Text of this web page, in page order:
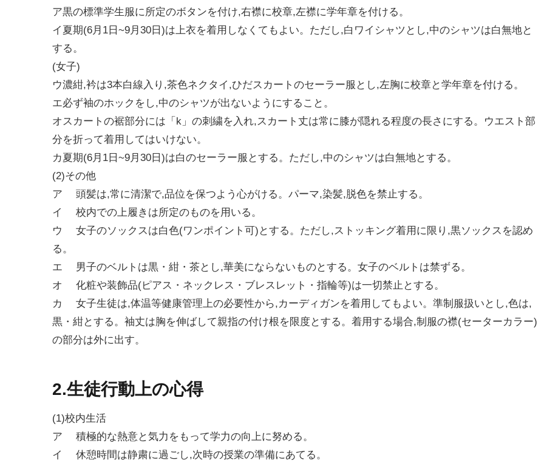
ア黒の標準学生服に所定のボタンを付け,右襟に校章,左襟に学年章を付ける。
イ夏期(6月1日~9月30日)は上衣を着用しなくてもよい。ただし,白ワイシャツとし,中のシャツは白無地と
する。
(女子)
ウ濃紺,衿は3本白線入り,茶色ネクタイ,ひだスカートのセーラー服とし,左胸に校章と学年章を付ける。
エ必ず袖のホックをし,中のシャツが出ないようにすること。
オスカートの裾部分には「k」の刺繍を入れ,スカート丈は常に膝が隠れる程度の長さにする。ウエスト部
分を折って着用してはいけない。
カ夏期(6月1日~9月30日)は白のセーラー服とする。ただし,中のシャツは白無地とする。
(2)その他
ア 頭髪は,常に清潔で,品位を保つよう心がける。パーマ,染髪,脱色を禁止する。
イ 校内での上履きは所定のものを用いる。
ウ 女子のソックスは白色(ワンポイント可)とする。ただし,ストッキング着用に限り,黒ソックスを認め
る。
エ 男子のベルトは黒・紺・茶とし,華美にならないものとする。女子のベルトは禁ずる。
オ 化粧や装飾品(ピアス・ネックレス・ブレスレット・指輪等)は一切禁止とする。
カ 女子生徒は,体温等健康管理上の必要性から,カーディガンを着用してもよい。準制服扱いとし,色は,
黒・紺とする。袖丈は胸を伸ばして親指の付け根を限度とする。着用する場合,制服の襟(セーターカラー)
の部分は外に出す。
2.生徒行動上の心得
(1)校内生活
ア 積極的な熱意と気力をもって学力の向上に努める。
イ 休憩時間は静粛に過ごし,次時の授業の準備にあてる。